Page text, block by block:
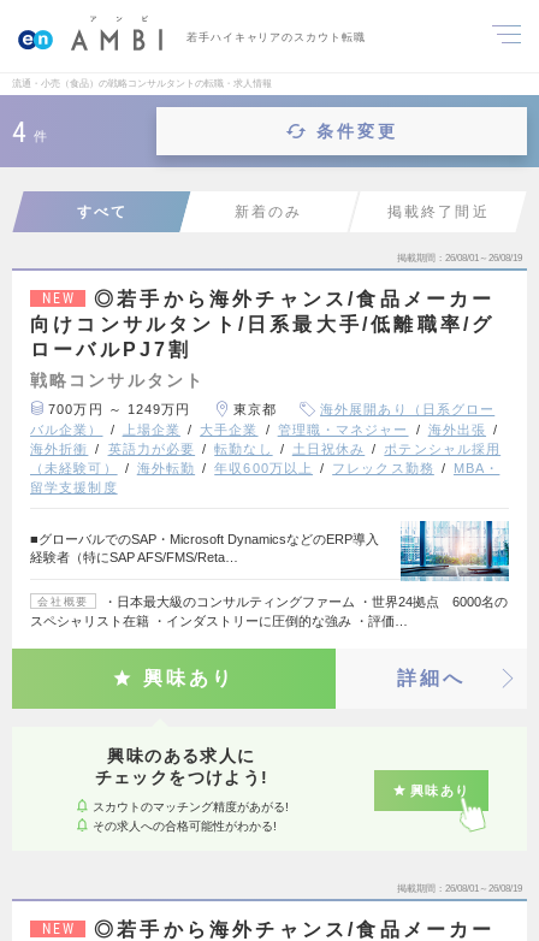
若手ハイキャリアのスカウト転職
流通・小売（食品）の戦略コンサルタントの転職・求人情報
4 件 条件変更
すべて 新着のみ 掲載終了間近
掲載期間 26/08/01～26/08/19
NEW
◎若手から海外チャンス/食品メーカー
向けコンサルタント/日系最大手/低離職率/グ
ローバルPJ7割
戦略コンサルタント
700万円 ～ 1249万円 東京都
海外展開あり（日系グロー
バル企業）
上場企業 大手企業 管理職・マネジャー
海外出張
海外折衝
英語力が必要 転勤なし 土日祝休み
ポテンシャル採用
（未経験可）
海外転勤 年収600万以上 フレックス勤務
MBA・
留学支援制度
■グローバルでのSAP・Microsoft DynamicsなどのERP導入
経験者（特にSAP AFS/FMS/Reta…
会社概要
・日本最大級のコンサルティングファーム ・世界24拠点 6000名の
スペシャリスト在籍 ・インダストリーに圧倒的な強み ・評価…
興味あり 詳細へ
興味のある求人に
チェックをつけよう!
スカウトのマッチング精度があがる!
その求人への合格可能性がわかる!
興味あり
掲載期間 26/08/01～26/08/19
NEW
◎若手から海外チャンス/食品メーカー